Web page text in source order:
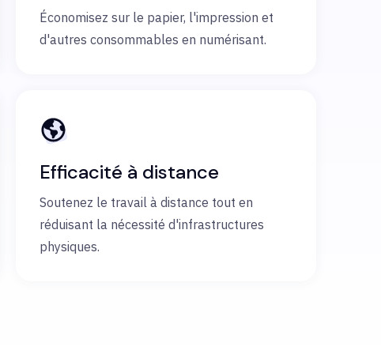
Économisez sur le papier, l'impression et
d'autres consommables en numérisant.
Efficacité à distance
Soutenez le travail à distance tout en
réduisant la nécessité d'infrastructures
physiques.